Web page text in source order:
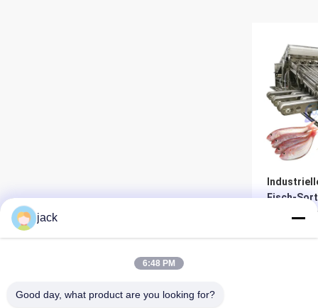
Fisch-
jack
6:48 PM
Good day, what product are you looking for?